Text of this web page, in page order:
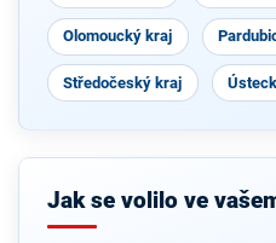
Olomoucký kraj
Středočeský kraj
Jak se volilo ve